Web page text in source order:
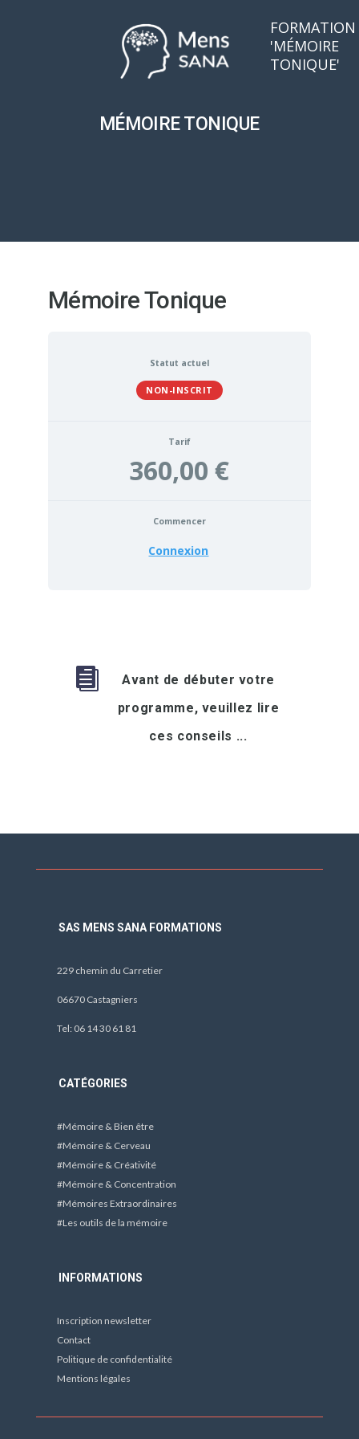
FORMATION
'MÉMOIRE
TONIQUE'
MÉMOIRE TONIQUE
Mémoire Tonique
Statut actuel
NON-INSCRIT
Tarif
360,00 €
Commencer
Connexion

Avant de débuter votre
programme, veuillez lire
ces conseils ...
SAS MENS SANA FORMATIONS
229 chemin du Carretier
06670 Castagniers
Tel: 06 14 30 61 81
CATÉGORIES
#Mémoire & Bien être
#Mémoire & Cerveau
#Mémoire & Créativité
#Mémoire & Concentration
#Mémoires Extraordinaires
#Les outils de la mémoire
INFORMATIONS
Inscription newsletter
Contact
Politique de confidentialité
Mentions légales